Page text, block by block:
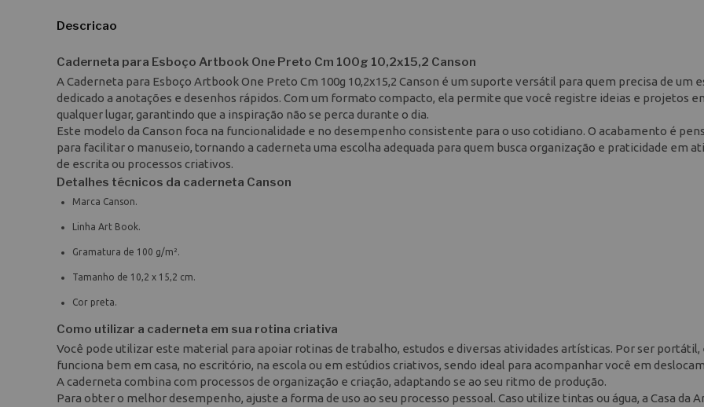
Descricao
Caderneta para Esboço Artbook One Preto Cm 100g 10,2x15,2 Canson
A Caderneta para Esboço Artbook One Preto Cm 100g 10,2x15,2 Canson é um suporte versátil para quem precisa de um
dedicado a anotações e desenhos rápidos. Com um formato compacto, ela permite que você registre ideias e projetos
qualquer lugar, garantindo que a inspiração não se perca durante o dia.
Este modelo da Canson foca na funcionalidade e no desempenho consistente para o uso cotidiano. O acabamento é
para facilitar o manuseio, tornando a caderneta uma escolha adequada para quem busca organização e praticidade em
de escrita ou processos criativos.
Detalhes técnicos da caderneta Canson
Marca Canson.
Linha Art Book.
Gramatura de 100 g/m².
Tamanho de 10,2 x 15,2 cm.
Cor preta.
Como utilizar a caderneta em sua rotina criativa
Você pode utilizar este material para apoiar rotinas de trabalho, estudos e diversas atividades artísticas. Por ser portátil,
funciona bem em casa, no escritório, na escola ou em estúdios criativos, sendo ideal para acompanhar você em
A caderneta combina com processos de organização e criação, adaptando se ao seu ritmo de produção.
Para obter o melhor desempenho, ajuste a forma de uso ao seu processo pessoal. Caso utilize tintas ou água, a Casa da